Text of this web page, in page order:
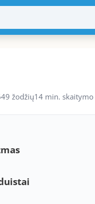
žodžių14 min. skaitymo